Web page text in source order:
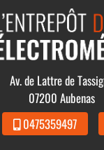
Av. de Lattre de
07200 Aubenas
0475359497